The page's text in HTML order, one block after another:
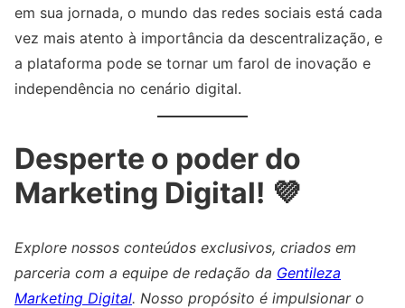
em sua jornada, o mundo das redes sociais está cada
vez mais atento à importância da descentralização, e
a plataforma pode se tornar um farol de inovação e
independência no cenário digital.
Desperte o poder do
Marketing Digital! 💜
Explore nossos conteúdos exclusivos, criados em
parceria com a equipe de redação da Gentileza
Marketing Digital. Nosso propósito é impulsionar o